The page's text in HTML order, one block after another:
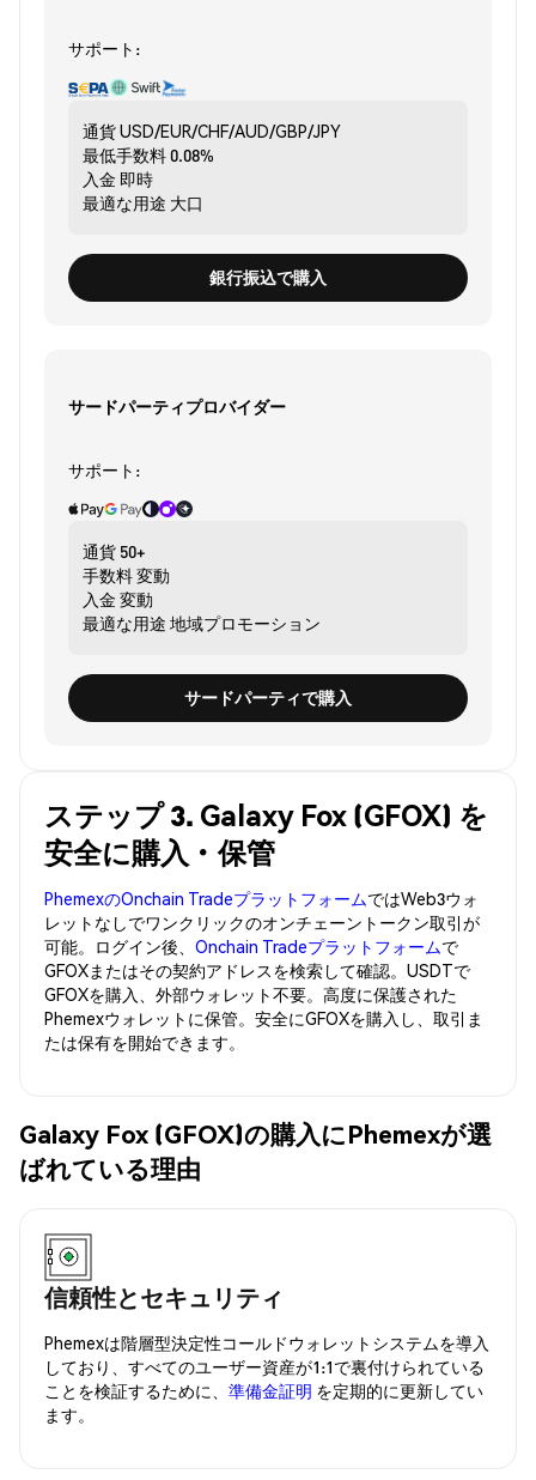
サポート:
通貨USD/EUR/CHF/AUD/GBP/JPY
最低手数料0.08%
入金 即時
最適な用途 大口
銀行振込で購入
サードパーティプロバイダー
サポート:
通貨 50+
手数料変動
入金 変動
最適な用途 地域プロモーション
サードパーティで購入
ステップ 3. Galaxy Fox (GFOX) を
安全に購入・保管
PhemexのOnchain TradeプラットフォームではWeb3ウォ
レットなしでワンクリックのオンチェーントークン取引が
可能。ログイン後、 Onchain Tradeプラットフォームで
GFOXまたはその契約アドレスを検索して確認。USDTで
GFOXを購入、外部ウォレット不要。高度に保護された
Phemexウォレットに保管。安全にGFOXを購入し、取引ま
たは保有を開始できます。
Galaxy Fox (GFOX)の購入にPhemexが選
ばれている理由
信頼性とセキュリティ
Phemexは階層型決定性コールドウォレットシステムを導入
しており、すべてのユーザー資産が1:1で裏付けられている
ことを検証するために、 準備金証明 を定期的に更新してい
ます。